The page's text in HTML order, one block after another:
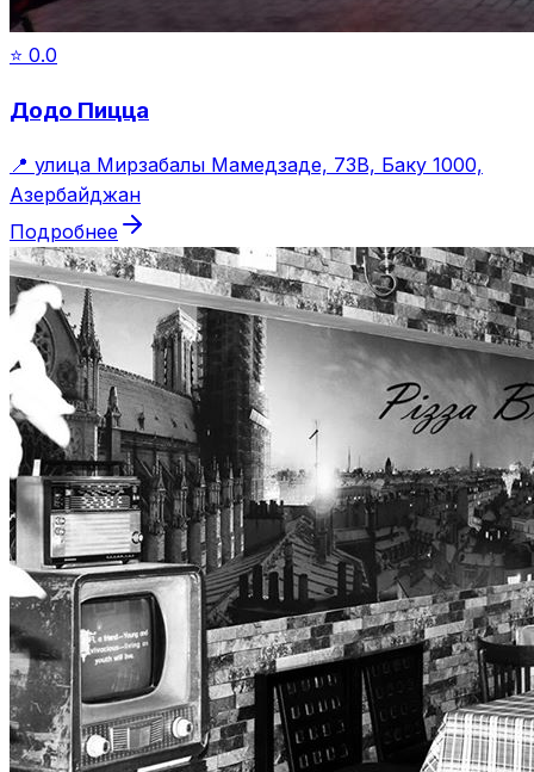
⭐ 0.0
Додо Пицца
📍 улица Мирзабалы Мамедзаде, 73B, Баку 1000,
Азербайджан
Подробнее